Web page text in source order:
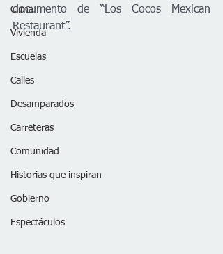
Clima
Vivienda
Escuelas
Calles
Desamparados
Carreteras
Comunidad
Historias que inspiran
Gobierno
Espectáculos
documento de “Los Cocos Mexican
Restaurant”.